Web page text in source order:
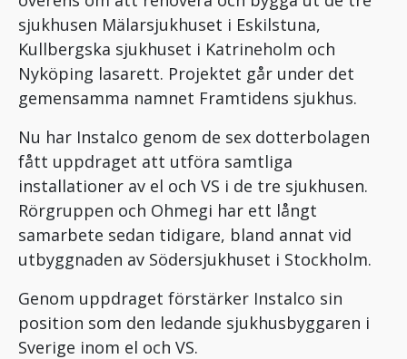
sjukhusen Mälarsjukhuset i Eskilstuna,
Kullbergska sjukhuset i Katrineholm och
Nyköping lasarett. Projektet går under det
gemensamma namnet Framtidens sjukhus.
Nu har Instalco genom de sex dotterbolagen
fått uppdraget att utföra samtliga
installationer av el och VS i de tre sjukhusen.
Rörgruppen och Ohmegi har ett långt
samarbete sedan tidigare, bland annat vid
utbyggnaden av Södersjukhuset i Stockholm.
Genom uppdraget förstärker Instalco sin
position som den ledande sjukhusbyggaren i
Sverige inom el och VS.